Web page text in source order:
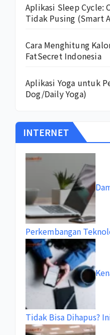
Aplikasi Sleep Cycle:
Tidak Pusing (Smart
Cara Menghitung
FatSecret Indonesia
Aplikasi Yoga untuk
Dog/Daily Yoga)
INTERNET
Perkembangan
Tidak Bisa Dihapus?